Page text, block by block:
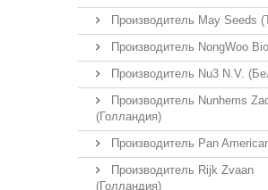
Производитель May Seeds
Производитель NongWoo
Производитель Nu3 N.V.
Производитель Nunhems
(Голландия)
Производитель Pan
Производитель Rijk Zvaan
(Голландия)